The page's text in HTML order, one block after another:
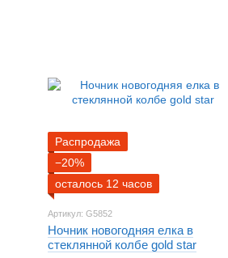
Распродажа
−20%
осталось 12 часов
Артикул: G5852
Ночник новогодняя елка в
стеклянной колбе gold star